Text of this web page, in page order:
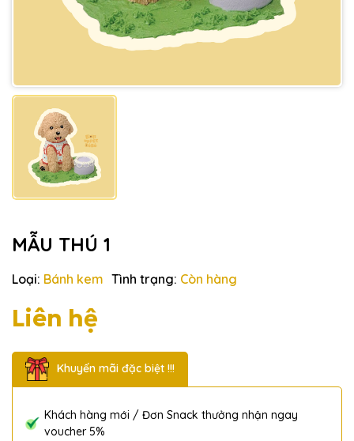
MẪU THÚ 1
Loại: Bánh kem Tình trạng: Còn hàng
Liên hệ
Khuyến mãi đặc biệt !!!
Khách hàng mới / Đơn Snack thưởng nhận ngay
voucher 5%